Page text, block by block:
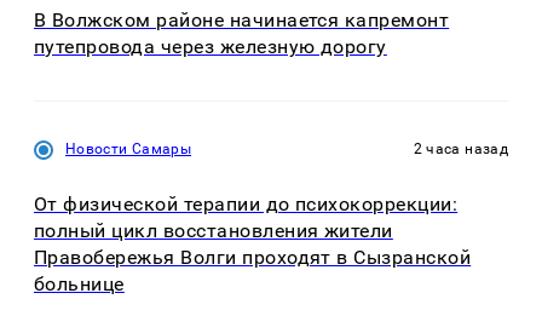
В Волжском районе начинается капремонт
путепровода через железную дорогу
Новости Самары 2 часа назад
От физической терапии до психокоррекции:
полный цикл восстановления жители
Правобережья Волги проходят в Сызранской
больнице